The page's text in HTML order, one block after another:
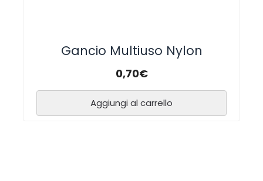
Gancio Multiuso Nylon
0,70€
Aggiungi al carrello